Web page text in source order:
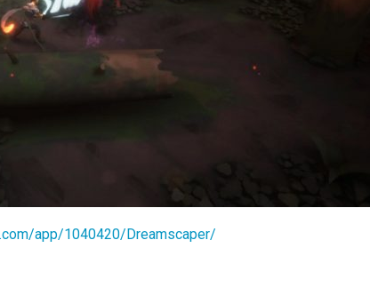
app/1040420/Dreamscaper/